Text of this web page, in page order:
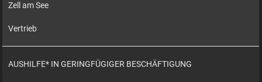
Zell am See
Vertrieb
AUSHILFE* IN GERINGFÜGIGER BESCHÄFTIGUNG